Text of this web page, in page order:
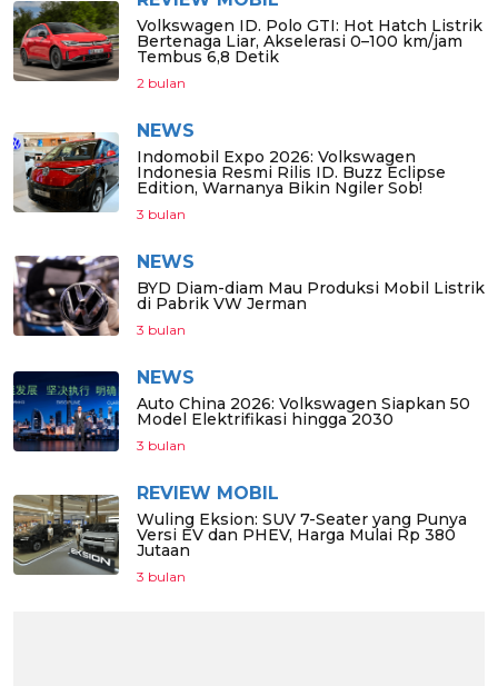
Volkswagen ID. Polo GTI: Hot Hatch Listrik
Bertenaga Liar, Akselerasi 0–100 km/jam
Tembus 6,8 Detik
2 bulan
NEWS
Indomobil Expo 2026: Volkswagen
Indonesia Resmi Rilis ID. Buzz Eclipse
Edition, Warnanya Bikin Ngiler Sob!
3 bulan
NEWS
BYD Diam-diam Mau Produksi Mobil Listrik
di Pabrik VW Jerman
3 bulan
NEWS
Auto China 2026: Volkswagen Siapkan 50
Model Elektrifikasi hingga 2030
3 bulan
REVIEW MOBIL
Wuling Eksion: SUV 7-Seater yang Punya
Versi EV dan PHEV, Harga Mulai Rp 380
Jutaan
3 bulan